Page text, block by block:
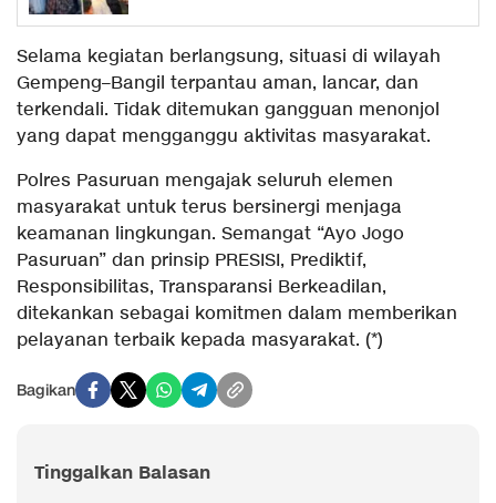
Selama kegiatan berlangsung, situasi di wilayah
Gempeng–Bangil terpantau aman, lancar, dan
terkendali. Tidak ditemukan gangguan menonjol
yang dapat mengganggu aktivitas masyarakat.
Polres Pasuruan mengajak seluruh elemen
masyarakat untuk terus bersinergi menjaga
keamanan lingkungan. Semangat “Ayo Jogo
Pasuruan” dan prinsip PRESISI, Prediktif,
Responsibilitas, Transparansi Berkeadilan,
ditekankan sebagai komitmen dalam memberikan
pelayanan terbaik kepada masyarakat. (*)
Bagikan
Tinggalkan Balasan